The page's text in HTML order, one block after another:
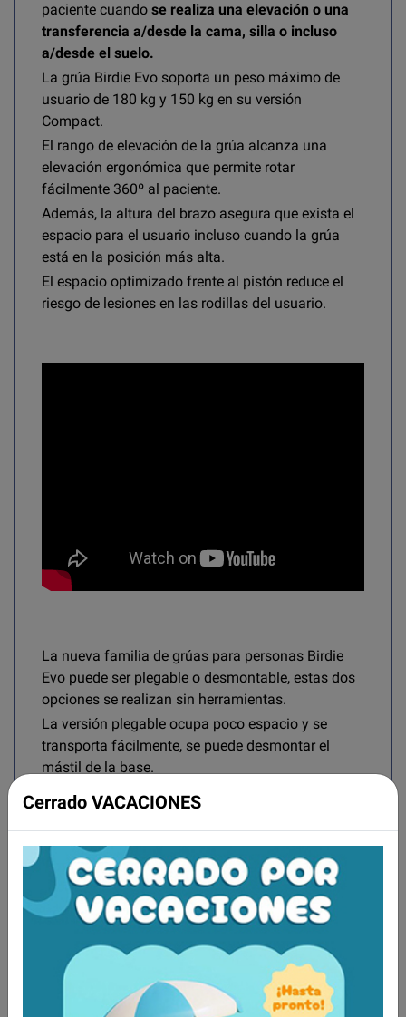
paciente cuando se realiza una elevación o una
transferencia a/desde la cama, silla o incluso
a/desde el suelo.
La grúa Birdie Evo soporta un peso máximo de
usuario de 180 kg y 150 kg en su versión
Compact.
El rango de elevación de la grúa alcanza una
elevación ergonómica que permite rotar
fácilmente 360º al paciente.
Además, la altura del brazo asegura que exista el
espacio para el usuario incluso cuando la grúa
está en la posición más alta.
El espacio optimizado frente al pistón reduce el
riesgo de lesiones en las rodillas del usuario.
La nueva familia de grúas para personas Birdie
Evo puede ser plegable o desmontable, estas dos
opciones se realizan sin herramientas.
La versión plegable ocupa poco espacio y se
transporta fácilmente, se puede desmontar el
mástil de la base.
La versión desmontable utiliza dos palomillas
para mayor estabilidad y seguridad.
con tan solo 31 Kg, lo que la hace todavía más
fácil de transportar y almacenar.
Características clave de las grúas para personas
Birde Evo y Birdie Evo Compact:
Cerrado VACACIONES